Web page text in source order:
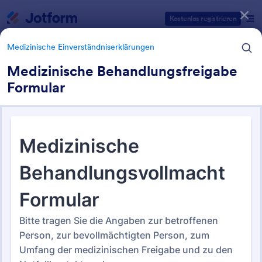
Kostenlos registrieren
Medizinische Einverständniserklärungen
Medizinische Behandlungsfreigabe
Formular
Medizinische
Einverständniserklärungen
Formularvorlagen Kategorien